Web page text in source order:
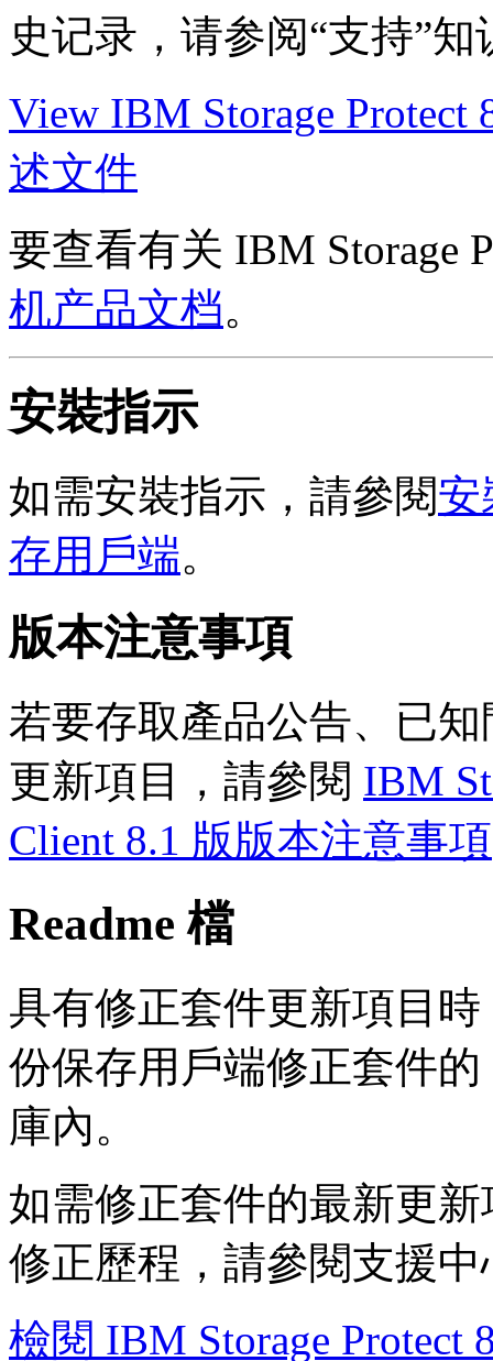
史记录，请参阅“支持”知
View IBM Storage
述文件
要查看有关 IBM Storage
机产品文档。
安裝指示
如需安裝指示，請參閱安
存用戶端。
版本注意事項
若要存取產品公告、已
更新項目，請參閱 IBM
Client 8.1 版版本注意事項
Readme 檔
具有修正套件更新項目時
份保存用戶端修正套件的
庫內。
如需修正套件的最新更
修正歷程，請參閱支援
檢閱 IBM Storage